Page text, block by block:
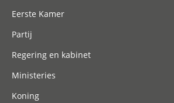
Eerste Kamer
Partij
Regering en kabinet
Ministeries
Koning